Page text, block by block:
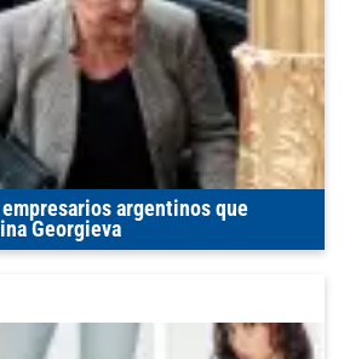
argentinos que
Georgieva